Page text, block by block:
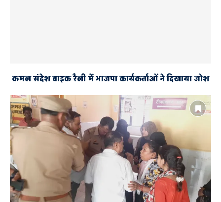
कमल संदेश बाइक रैली में भाजपा कार्यकर्ताओं ने दिखाया जोश